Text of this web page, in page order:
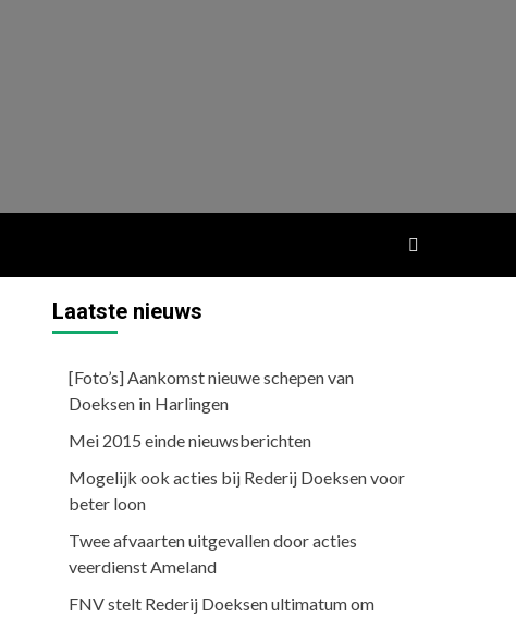
Laatste nieuws
[Foto’s] Aankomst nieuwe schepen van
Doeksen in Harlingen
Mei 2015 einde nieuwsberichten
Mogelijk ook acties bij Rederij Doeksen voor
beter loon
Twee afvaarten uitgevallen door acties
veerdienst Ameland
FNV stelt Rederij Doeksen ultimatum om